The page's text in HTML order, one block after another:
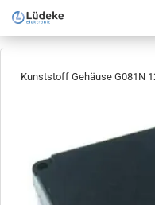
Kunststoff Gehäuse G081N